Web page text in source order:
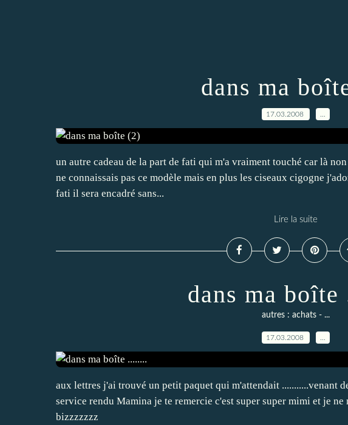
dans ma
17.03.2008
un autre cadeau de la part de fati qui m'a vraiment touché car là
ne connaissais pas ce modèle mais en plus les ciseaux cigogne
fati il sera encadré sans...
Lire la suite
dans ma boîte
autres : achats - ...
17.03.2008
aux lettres j'ai trouvé un petit paquet qui m'attendait ...........venant
service rendu Mamina je te remercie c'est super super mimi et je
bizzzzzzz